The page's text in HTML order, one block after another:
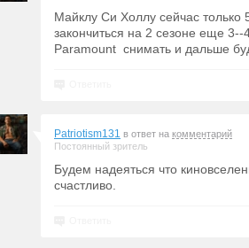
Майклу Си Холлу сейчас только
закончиться на 2 сезоне еще
Paramount снимать и дальше
Patriotism131 в ответ на комментарий
Постоянный зритель
Будем надеяться что
счастливо.